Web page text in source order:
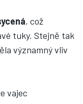
, což
tuky. Stejně tak
významný vliv
vajec